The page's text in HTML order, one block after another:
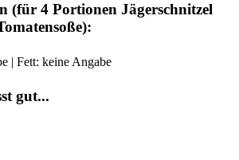
(für 4 Portionen Jägerschnitzel
| Fett: keine Angabe
gut...